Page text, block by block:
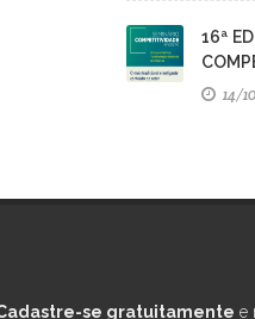
16ª
14/
se gratuitamente e